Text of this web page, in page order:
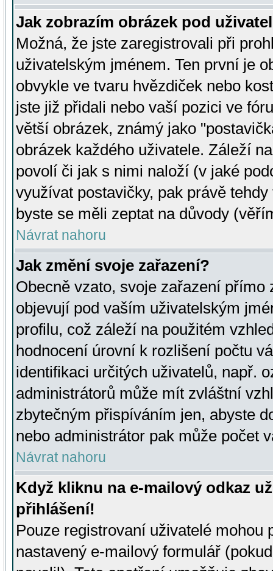
Jak zobrazím obrázek pod
Možná, že jste zaregistrovali při
uživatelským jménem. Ten první je
obvykle ve tvaru hvězdiček nebo
jste již přidali nebo vaší pozici ve
větší obrázek, známý jako
obrázek každého uživatele. Záleží
povolí či jak s nimi naloží (v jaké
využívat postavičky, pak právě
byste se měli zeptat na důvody
Návrat nahoru
Jak změní svoje zařazení?
Obecně vzato, svoje zařazení přímo
objevují pod vaším uživatelským
profilu, což záleží na použitém
hodnocení úrovní k rozlišení počtu
identifikaci určitých uživatelů, např.
administrátorů může mít zvláštní
zbytečným přispíváním jen, abyste
nebo administrátor pak může počet
Návrat nahoru
Když kliknu na e-mailový odkaz
přihlášení!
Pouze registrovaní uživatelé mohou
nastavený e-mailový formulář